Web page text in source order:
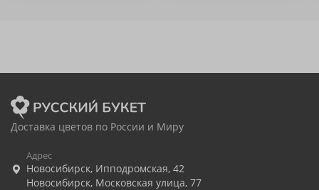
Доставка цветов по России и Миру
Адрес
Новосибирск, Ипподромская, 42
Новосибирск, Московская улица, 77